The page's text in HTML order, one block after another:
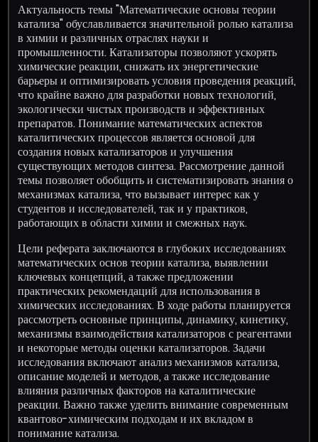
Актуальность темы "Математические основы теории
катализа" обуславливается значительной ролью катализа
в химии и различных отраслях науки и
промышленности. Катализаторы позволяют ускорять
химические реакции, снижать их энергетические
барьеры и оптимизировать условия проведения реакций,
что крайне важно для разработки новых технологий,
экологически чистых производств и эффективных
препаратов. Понимание математических аспектов
каталитических процессов является основой для
создания новых катализаторов и улучшения
существующих методов синтеза. Рассмотрение данной
темы позволяет обобщить и систематизировать знания о
механизмах катализа, что вызывает интерес как у
студентов и исследователей, так и у практиков,
работающих в области химии и смежных наук.
Цели реферата заключаются в глубоких исследованиях
математических основ теории катализа, выявлении
ключевых концепций, а также предложении
практических рекомендаций для использования в
химических исследованиях. В ходе работы планируется
рассмотреть основные принципы, динамику, кинетику,
механизмы взаимодействия катализаторов с реагентами
и некоторые методы оценки катализаторов. Задачи
исследования включают анализ механизмов катализа,
описание моделей и методов, а также исследование
влияния различных факторов на каталитические
реакции. Важно также уделить внимание современным
квантово-химическим подходам и их вкладом в
понимание катализа.